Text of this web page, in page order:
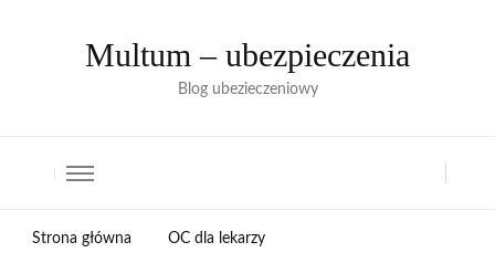
Multum – ubezpieczenia
Blog ubezieczeniowy
Strona główna OC dla lekarzy